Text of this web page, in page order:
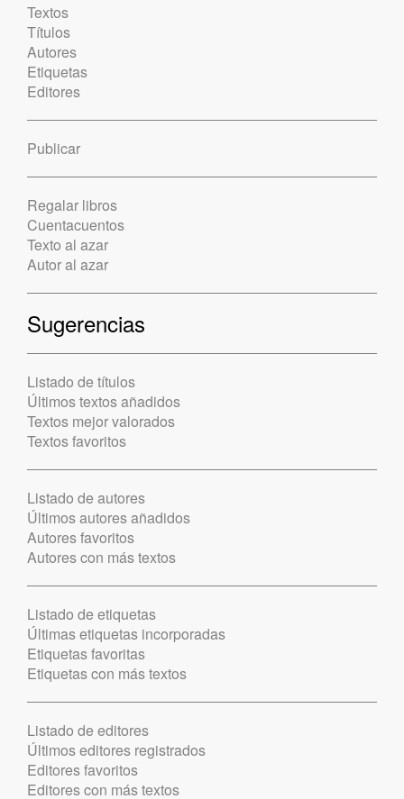
Textos
Títulos
Autores
Etiquetas
Editores
Publicar
Regalar libros
Cuentacuentos
Texto al azar
Autor al azar
Sugerencias
Listado de títulos
Últimos textos añadidos
Textos mejor valorados
Textos favoritos
Listado de autores
Últimos autores añadidos
Autores favoritos
Autores con más textos
Listado de etiquetas
Últimas etiquetas incorporadas
Etiquetas favoritas
Etiquetas con más textos
Listado de editores
Últimos editores registrados
Editores favoritos
Editores con más textos